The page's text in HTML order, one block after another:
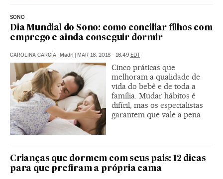
SONO
Dia Mundial do Sono: como conciliar filhos com
emprego e ainda conseguir dormir
CAROLINA GARCÍA Madri MAR 16, 2018 - 16:49 EDT
Cinco práticas que
melhoram a qualidade de
vida do bebê e de toda a
família. Mudar hábitos é
difícil, mas os especialistas
garantem que vale a pena
Crianças que dormem com seus pais: 12 dicas
para que prefiram a própria cama